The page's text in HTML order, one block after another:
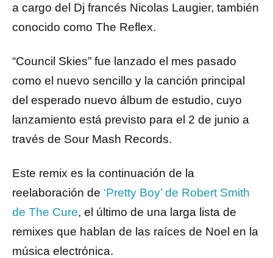
a cargo del Dj francés Nicolas Laugier, también
conocido como The Reflex.
“Council Skies” fue lanzado el mes pasado
como el nuevo sencillo y la canción principal
del esperado nuevo álbum de estudio, cuyo
lanzamiento está previsto para el 2 de junio a
través de Sour Mash Records.
Este remix es la continuación de la
reelaboración de ‘Pretty Boy’ de Robert Smith
de The Cure, el último de una larga lista de
remixes que hablan de las raíces de Noel en la
música electrónica.